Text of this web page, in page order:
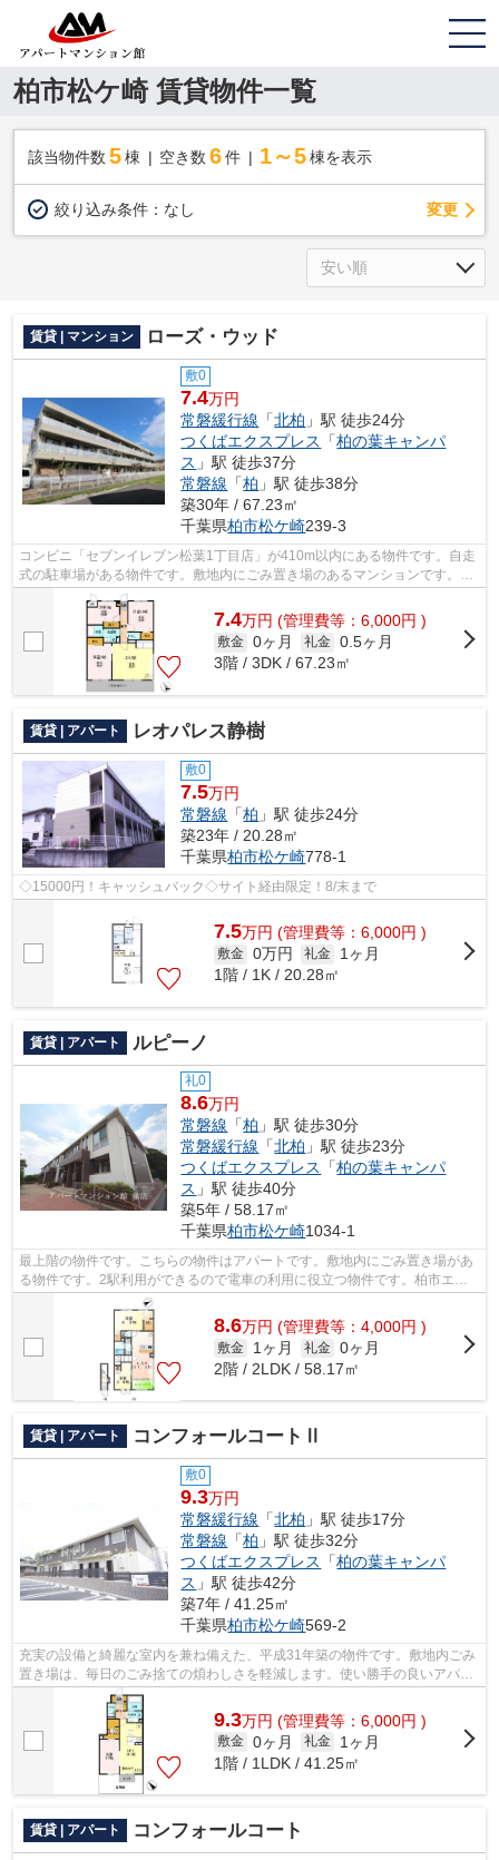
柏市松ケ崎 賃貸物件一覧
該当物件数 5棟 空き数 6 件 1～5 棟を表示
絞り込み条件： なし 変更
賃貸 | マンション ローズ・ウッド
敷0
7.4万円
常磐緩行線 「北柏 」駅 徒歩24分
つくばエクスプレス
「柏の葉キャンパ
ス 」駅 徒歩37分
常磐線 「柏 」駅 徒歩38分
築30年 / 67.23㎡
千葉県柏市松ケ崎239-3
コンビニ「セブンイレブン松葉1丁目店」が410m以内にある物件です。自走
式の駐車場がある物件です。敷地内にごみ置き場のあるマンションです。防
犯対策もバッチリなマンションタイプの...
7.4万円 (管理費等：6,000円 )
敷金 0ヶ月 礼金 0.5ヶ月
3階 / 3DK / 67.23㎡
賃貸 | アパート レオパレス静樹
敷0
7.5万円
常磐線 「柏 」駅 徒歩24分
築23年 / 20.28㎡
千葉県柏市松ケ崎778-1
◇15000円！キャッシュバック◇サイト経由限定！8/末まで
7.5万円 (管理費等：6,000円 )
敷金 0万円 礼金
1ヶ月
1階 / 1K / 20.28㎡
賃貸 | アパート ルピーノ
礼0
8.6万円
常磐線 「柏 」駅 徒歩30分
常磐緩行線 「北柏 」駅 徒歩23分
つくばエクスプレス
「柏の葉キャンパ
ス 」駅 徒歩40分
築5年 / 58.17㎡
千葉県柏市松ケ崎1034-1
最上階の物件です。こちらの物件はアパートです。敷地内にごみ置き場があ
る物件です。2駅利用ができるので電車の利用に役立つ物件です。柏市エリ
アの賃貸情報がアパートマンション館 ...
8.6万円 (管理費等：4,000円 )
敷金 1ヶ月 礼金 0ヶ月
2階 / 2LDK / 58.17㎡
賃貸 | アパート コンフォールコートⅡ
敷0
9.3万円
常磐緩行線 「北柏 」駅 徒歩17分
常磐線 「柏 」駅 徒歩32分
つくばエクスプレス
「柏の葉キャンパ
ス 」駅 徒歩42分
築7年 / 41.25㎡
千葉県柏市松ケ崎569-2
充実の設備と綺麗な室内を兼ね備えた、平成31年築の物件です。敷地内ごみ
置き場は、毎日のごみ捨ての煩わしさを軽減します。使い勝手の良いアパー
トでイチオシの物件です。外観タイル...
9.3万円 (管理費等：6,000円 )
敷金 0ヶ月 礼金
1ヶ月
1階 / 1LDK / 41.25㎡
賃貸 | アパート コンフォールコート